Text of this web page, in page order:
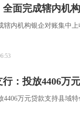
面完成辖内机
辖内机构银企对账集中上
：投放4406万
万元贷款支持县域